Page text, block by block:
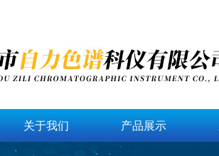
关于我们 产品展示